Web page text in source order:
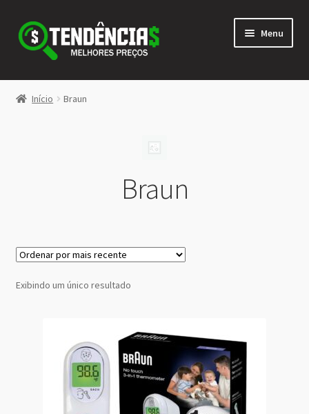
Pular
para
navegação
Pular
para
conteúdo
Menu
LOJA
Início Braun
Braun
Exibindo um único resultado